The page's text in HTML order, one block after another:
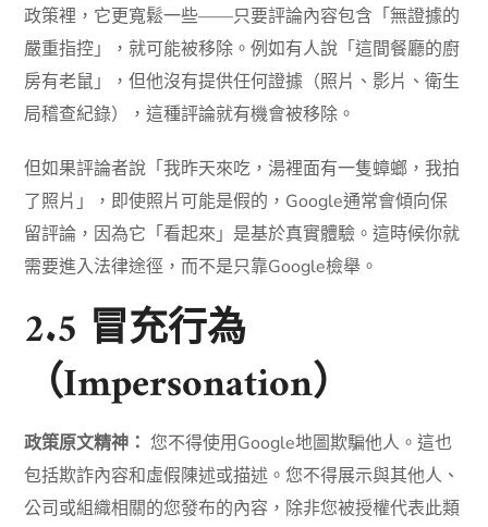
政策裡，它更寬鬆一些——只要評論內容包含「無證據的
嚴重指控」，就可能被移除。例如有人說「這間餐廳的廚
房有老鼠」，但他沒有提供任何證據（照片、影片、衛生
局稽查紀錄），這種評論就有機會被移除。
但如果評論者說「我昨天來吃，湯裡面有一隻蟑螂，我拍
了照片」，即使照片可能是假的，Google通常會傾向保
留評論，因為它「看起來」是基於真實體驗。這時候你就
需要進入法律途徑，而不是只靠Google檢舉。
2.5 冒充行為
（Impersonation）
政策原文精神： 您不得使用Google地圖欺騙他人。這也
包括欺詐內容和虛假陳述或描述。您不得展示與其他人、
公司或組織相關的您發布的內容，除非您被授權代表此類